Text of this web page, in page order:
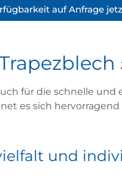
auf Anfrage
für die schnelle und
es sich
und